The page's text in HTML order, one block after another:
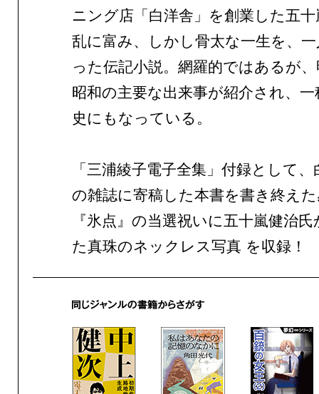
ニング店「白洋舎」を創業した五
乱に富み、しかし骨太な一生を、
った伝記小説。網羅的ではあるが
昭和の主要な出来事が紹介され、
史にもなっている。
「三浦綾子電子全集」付録として
の雑誌に寄稿した本書を書き終え
『氷点』の当選祝いに五十嵐健治
た真珠のネックレス写真 を収録！